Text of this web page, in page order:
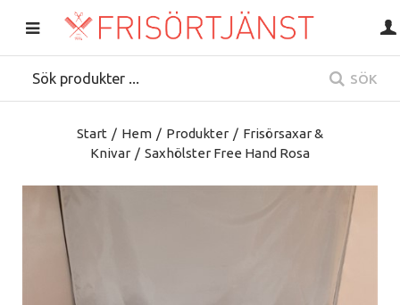
SÖK
Start / Hem / Produkter / Frisörsaxar &
Knivar / Saxhölster Free Hand Rosa